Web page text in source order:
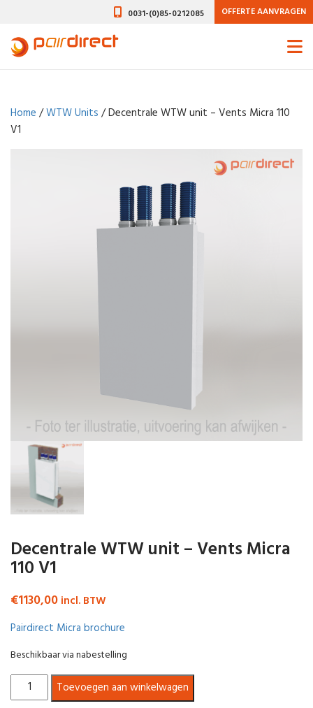
0031-(0)85-0212085 OFFERTE AANVRAGEN
Home /WTW Units / Decentrale WTW unit – Vents Micra 110
V1
Decentrale WTW unit – Vents Micra
110 V1
€1130,00 incl. BTW
Pairdirect Micra brochure
Beschikbaar via nabestelling
Decentrale
WTW
Toevoegen aan winkelwagen